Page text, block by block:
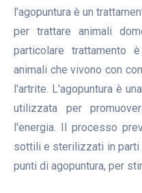
l'agopuntura è un
per trattare animali
particolare trattamento
animali che vivono con
l'artrite. L'agopuntura è
utilizzata per
l'energia. Il processo
sottili e sterilizzati in parti
punti di agopuntura, per